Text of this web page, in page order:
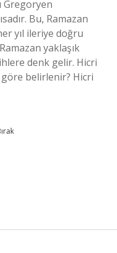
Gregoryen
Bu, Ramazan
yıl ileriye doğru
yaklaşık
denk gelir. Hicri
belirlenir? Hicri